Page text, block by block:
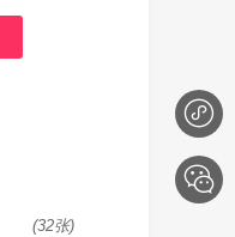
(32张)